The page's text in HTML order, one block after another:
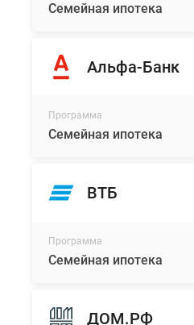
Семейная ипотека
Альфа-Банк
Программа
Семейная ипотека
ВТБ
Программа
Семейная ипотека
ДОМ.РФ